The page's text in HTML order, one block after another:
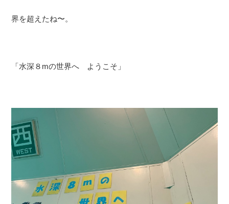
界を超えたね〜。
「水深８mの世界へ ようこそ」